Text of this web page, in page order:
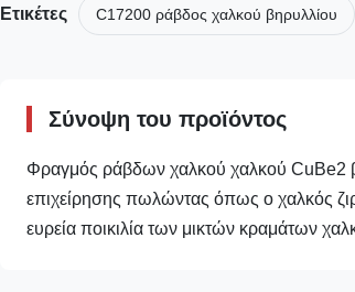
Ετικέτες C17200 ράβδος χαλκού βηρυλλίου
Σύνοψη του προϊόντος
Φραγμός ράβδων χαλκού χαλκού CuBe2
επιχείρησης πωλώντας όπως ο χαλκός
ευρεία ποικιλία των μικτών κραμάτων